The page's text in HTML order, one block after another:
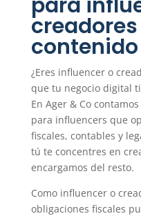
contenido
¿Eres influencer o
que tu negocio digital
En Ager & Co
para influencers que
fiscales, contables y
tú te concentres en
encargamos del resto.
Como influencer o
obligaciones fiscales